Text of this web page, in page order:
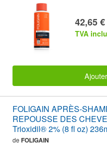
42,65 €
TVA
FOLIGAIN APRÈS-
REPOUSSE DES
Trioxidil® 2% (8 fl oz)
de FOLIGAIN